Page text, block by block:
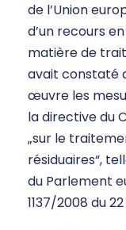
de l’Union
d’un recours
matière de
avait constaté
œuvre les
la directive du
„sur le
résiduaires“,
du Parlement
1137/2008 du